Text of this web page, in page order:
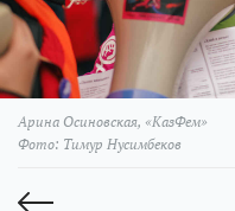
Арина Осиновская, «КазФем»
Фото: Тимур Нусимбеков